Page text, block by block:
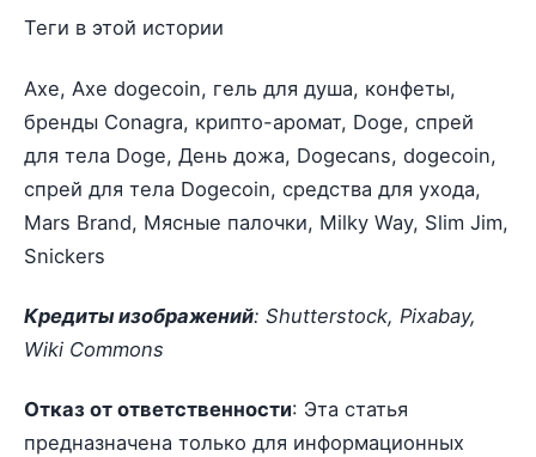
Теги в этой истории
Axe, Axe dogecoin, гель для душа, конфеты,
бренды Conagra, крипто-аромат, Doge, спрей
для тела Doge, День дожа, Dogecans, dogecoin,
спрей для тела Dogecoin, средства для ухода,
Mars Brand, Мясные палочки, Milky Way, Slim Jim,
Snickers
Кредиты изображений: Shutterstock, Pixabay,
Wiki Commons
Отказ от ответственности: Эта статья
предназначена только для информационных